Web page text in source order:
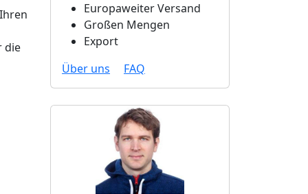
die
Europaweiter Versand
Großen Mengen
Export
Über uns
FAQ